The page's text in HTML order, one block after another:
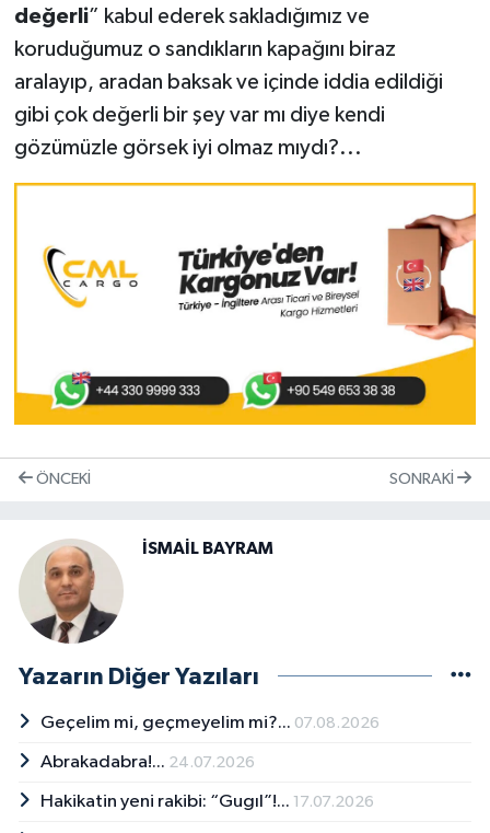
değerli” kabul ederek sakladığımız ve
koruduğumuz o sandıkların kapağını biraz
aralayıp, aradan baksak ve içinde iddia edildiği
gibi çok değerli bir şey var mı diye kendi
gözümüzle görsek iyi olmaz mıydı?...
ÖNCEKI SONRAKI
İSMAİL BAYRAM
Yazarın Diğer Yazıları
Geçelim mi, geçmeyelim mi?... 07.08.2026
Abrakadabra!... 24.07.2026
Hakikatin yeni rakibi: “Gugıl”!... 17.07.2026